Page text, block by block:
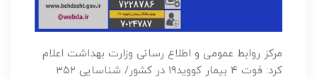
مرکز روابط عمومی و اطلاع رسانی وزارت بهداشت اعلام
کرد: فوت ۴ بیمار کووید۱۹ در کشور/ شناسایی ۳۵۲